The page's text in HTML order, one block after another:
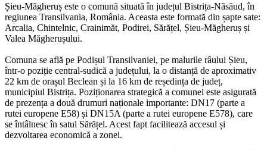
Șieu-Măgheruș este o comună situată în județul Bistrița-Năsăud, în
regiunea Transilvania, România. Aceasta este formată din șapte sate:
Arcalia, Chintelnic, Crainimăt, Podirei, Sărățel, Șieu-Măgheruș și
Valea Măgherușului.
Comuna se află pe Podișul Transilvaniei, pe malurile râului Șieu,
într-o poziție central-sudică a județului, la o distanță de aproximativ
22 km de orașul Beclean și la 16 km de reședința de județ,
municipiul Bistrița. Poziționarea strategică a comunei este asigurată
de prezența a două drumuri naționale importante: DN17 (parte a
rutei europene E58) și DN15A (parte a rutei europene E578), care
se întâlnesc în satul Sărățel. Acest fapt facilitează accesul și
dezvoltarea economică a zonei.